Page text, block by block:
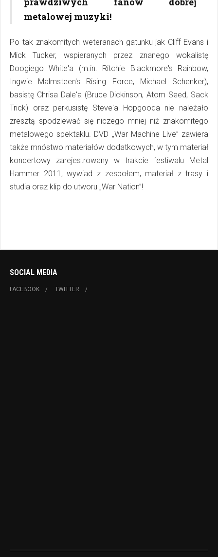
metalowej muzyki!
Po tak znakomitych weteranach gatunku jak Cliff Evans i
Mick Tucker, wspieranych przez znanego wokalistę
Doogiego White'a (m.in. Ritchie Blackmore's Rainbow,
Ingwie Malmsteen's Rising Force, Michael Schenker),
basistę Chrisa Dale'a (Bruce Dickinson, Atom Seed, Sack
Trick) oraz perkusistę Steve'a Hopgooda nie należało
zresztą spodziewać się niczego mniej niż znakomitego
metalowego spektaklu. DVD „War Machine Live” zawiera
także mnóstwo materiałów dodatkowych, w tym materiał
koncertowy zarejestrowany w trakcie festiwalu Metal
Hammer 2011, wywiad z zespołem, materiał z trasy i
studia oraz klip do utworu „War Nation”!
SOCIAL MEDIA
FACEBOOK TWITTER